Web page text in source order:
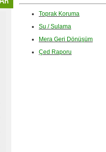
Toprak Koruma
Su / Sulama
Mera Geri Dönüşüm
Çed Raporu